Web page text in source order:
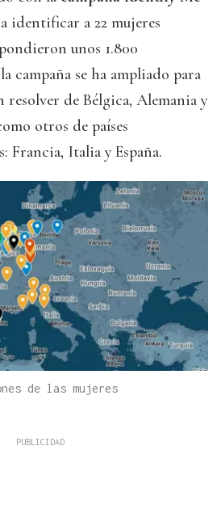
identificar a 22 mujeres
unos 1.800
campaña se ha ampliado para
resolver de Bélgica, Alemania y
otros de países
Francia, Italia y España.
de las mujeres